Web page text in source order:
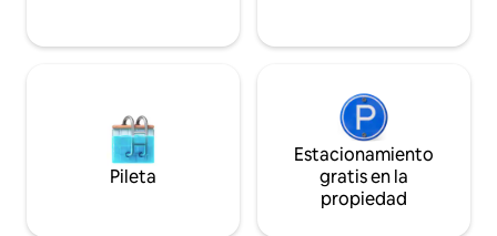
Pileta
Estacionamiento
gratis en la
propiedad